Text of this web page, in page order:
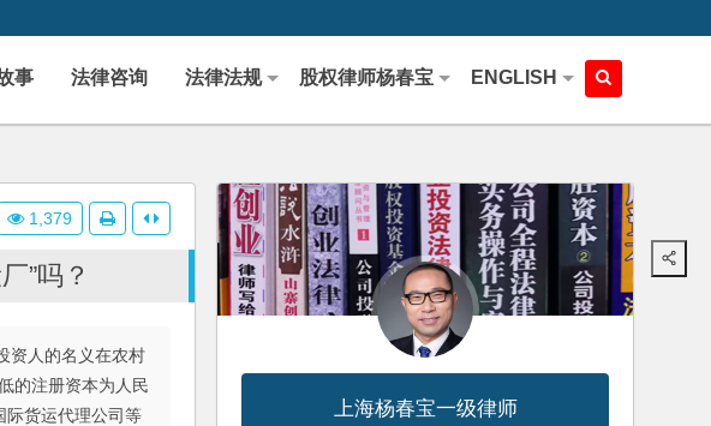
事 法律咨询 法律法规 股权律师杨春宝 ENGLISH
”吗？
资人的名义在农村
的注册资本为人民
际货运代理公司等
1,379
上海杨春宝一级律师